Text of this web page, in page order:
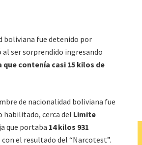
boliviana fue detenido por
al ser sorprendido ingresando
que contenía casi 15 kilos de
de nacionalidad boliviana fue
habilitado, cerca del Limite
que portaba 14 kilos 931
el resultado del “Narcotest”.